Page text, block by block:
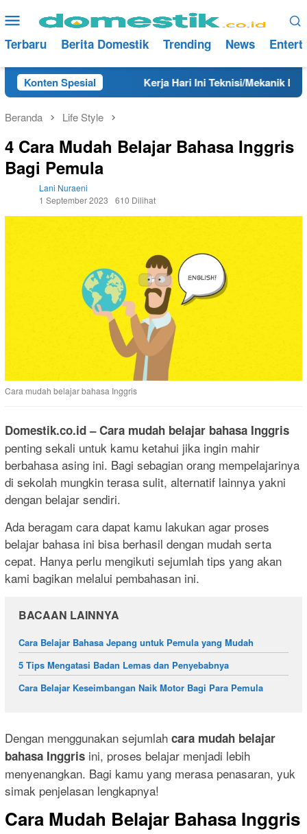
ke
konten
Menu
Mobile
Terbaru Berita Domestik Trending News
Konten Spesial
Tahun 2025 Kerja Hari Ini Teknisi/Mekanik DAMRI
Beranda Life Style
4 Cara Mudah Belajar Bahasa Inggris
Bagi Pemula
Lani Nuraeni
1 September 2023
610 Dilihat
Cara mudah belajar bahasa Inggris
Domestik.co.id– Cara mudah belajar bahasa Inggris
penting sekali untuk kamu ketahui jika ingin mahir
berbahasa asing ini. Bagi sebagian orang mempelajarinya
di sekolah mungkin terasa sulit, alternatif lainnya yakni
dengan belajar sendiri.
Ada beragam cara dapat kamu lakukan agar proses
belajar bahasa ini bisa berhasil dengan mudah serta
cepat. Hanya perlu mengikuti sejumlah tips yang akan
kami bagikan melalui pembahasan ini.
BACAAN LAINNYA
Cara Belajar Bahasa Jepang untuk Pemula yang Mudah
5 Tips Mengatasi Badan Lemas dan Penyebabnya
Cara Belajar Keseimbangan Naik Motor Bagi Para Pemula
Dengan menggunakan sejumlah cara mudah belajar
bahasa Inggris ini, proses belajar menjadi lebih
menyenangkan. Bagi kamu yang merasa penasaran, yuk
simak penjelasan lengkapnya!
Cara Mudah Belajar Bahasa Inggris